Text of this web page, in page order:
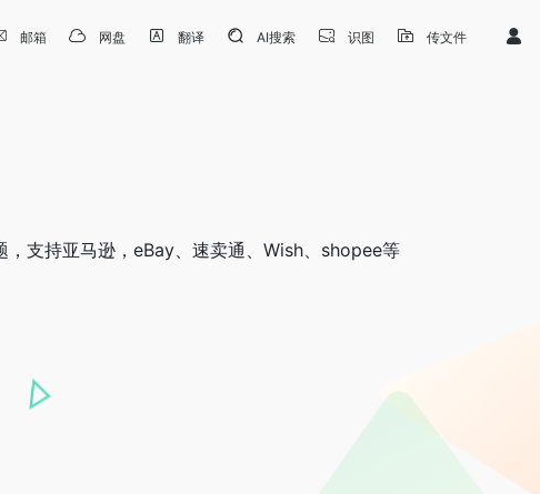
邮箱 网盘 翻译 AI搜索 识图 传文件
支持亚马逊，eBay、速卖通、Wish、shopee等